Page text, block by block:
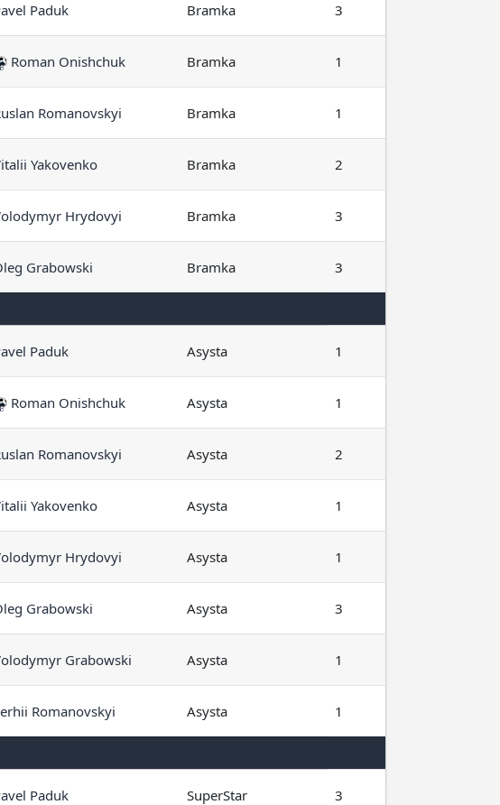
Paduk Bramka 3
Roman Onishchuk Bramka 1
Romanovskyi Bramka 1
Yakovenko Bramka 2
Hrydovyi Bramka 3
Grabowski Bramka 3
Paduk Asysta 1
Roman Onishchuk Asysta 1
Romanovskyi Asysta 2
Yakovenko Asysta 1
Hrydovyi Asysta 1
Grabowski Asysta 3
Grabowski Asysta 1
Romanovskyi Asysta 1
Paduk SuperStar 3